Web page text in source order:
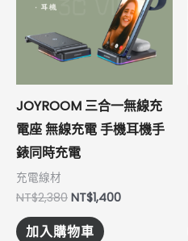
JOYROOM 三合一無線充
電座 無線充電 手機耳機手
錶同時充電
充電線材
NT$2,380 NT$1,400
加入購物車